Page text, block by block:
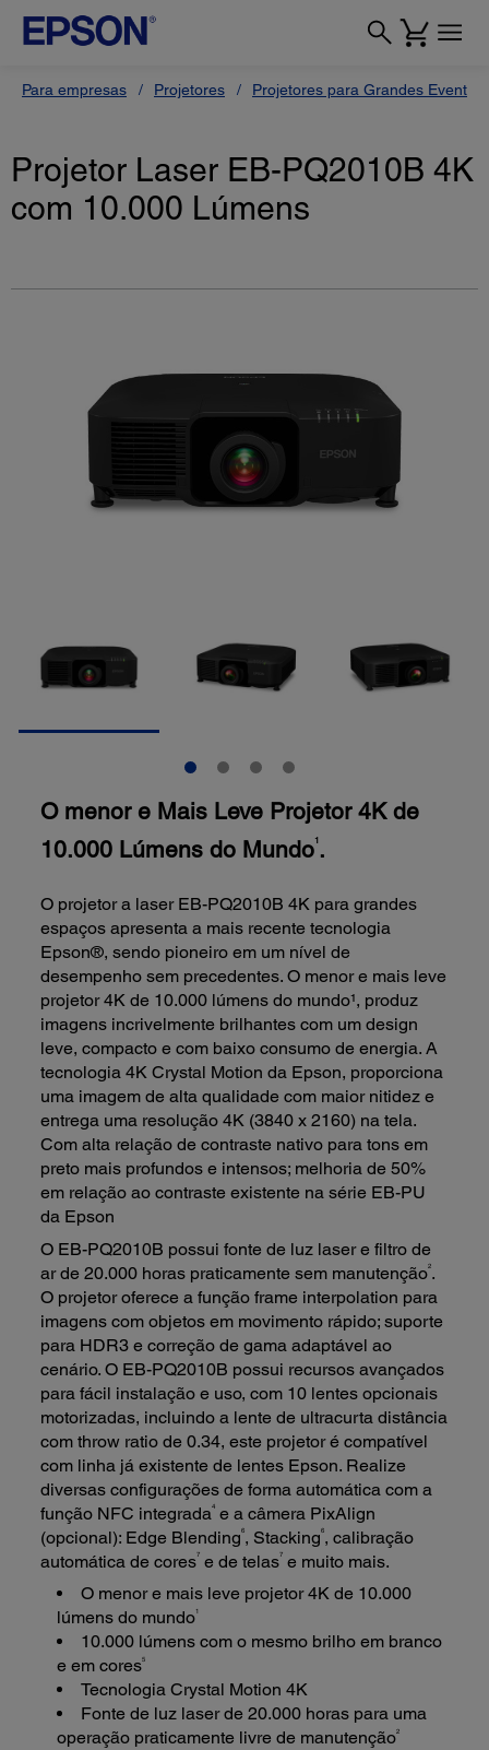
Para empresas Projetores Projetores para Grandes Eventos
Projetor Laser EB-PQ2010B 4K
com 10.000 Lúmens
O menor e Mais Leve Projetor 4K de
10.000 Lúmens do Mundo1 .
O projetor a laser EB-PQ2010B 4K para grandes
espaços apresenta a mais recente tecnologia
Epson®, sendo pioneiro em um nível de
desempenho sem precedentes. O menor e mais leve
projetor 4K de 10.000 lúmens do mundo¹, produz
imagens incrivelmente brilhantes com um design
leve, compacto e com baixo consumo de energia. A
tecnologia 4K Crystal Motion da Epson, proporciona
uma imagem de alta qualidade com maior nitidez e
entrega uma resolução 4K (3840 x 2160) na tela.
Com alta relação de contraste nativo para tons em
preto mais profundos e intensos; melhoria de 50%
em relação ao contraste existente na série EB-PU
da Epson
O EB-PQ2010B possui fonte de luz laser e filtro de
ar de 20.000 horas praticamente sem manutenção2.
O projetor oferece a função frame interpolation para
imagens com objetos em movimento rápido; suporte
para HDR3 e correção de gama adaptável ao
cenário. O EB-PQ2010B possui recursos avançados
para fácil instalação e uso, com 10 lentes opcionais
motorizadas, incluindo a lente de ultracurta distância
com throw ratio de 0.34, este projetor é compatível
com linha já existente de lentes Epson. Realize
diversas configurações de forma automática com a
função NFC integrada4 e a câmera PixAlign
(opcional): Edge Blending6, Stacking6, calibração
automática de cores7 e de telas7 e muito mais.
O menor e mais leve projetor 4K de 10.000
lúmens do mundo1
10.000 lúmens com o mesmo brilho em branco
e em cores5
Tecnologia Crystal Motion 4K
Fonte de luz laser de 20.000 horas para uma
operação praticamente livre de manutenção2